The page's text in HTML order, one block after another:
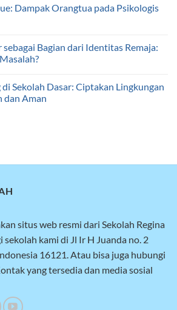
Dampak Orangtua pada Psikologis
sebagai Bagian dari Identitas Remaja:
Sekolah Dasar: Ciptakan Lingkungan
dan Aman
situs web resmi dari Sekolah Regina
sekolah kami di Jl Ir H Juanda no. 2
16121. Atau bisa juga hubungi
yang tersedia dan media sosial